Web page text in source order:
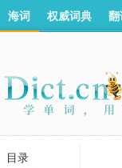
海词 权威词典 翻
目录